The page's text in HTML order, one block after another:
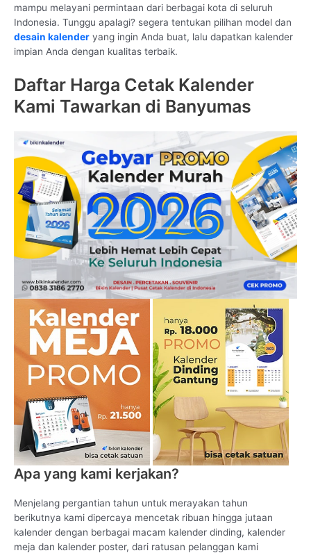
mampu melayani permintaan dari berbagai kota di seluruh
Indonesia. Tunggu apalagi? segera tentukan pilihan model dan
desain kalender yang ingin Anda buat, lalu dapatkan kalender
impian Anda dengan kualitas terbaik.
Daftar Harga Cetak Kalender
Kami Tawarkan di Banyumas
Apa yang kami kerjakan?
Menjelang pergantian tahun untuk merayakan tahun
berikutnya kami dipercaya mencetak ribuan hingga jutaan
kalender dengan berbagai macam kalender dinding, kalender
meja dan kalender poster, dari ratusan pelanggan kami